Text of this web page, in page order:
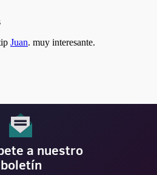
a nuestro
boletín